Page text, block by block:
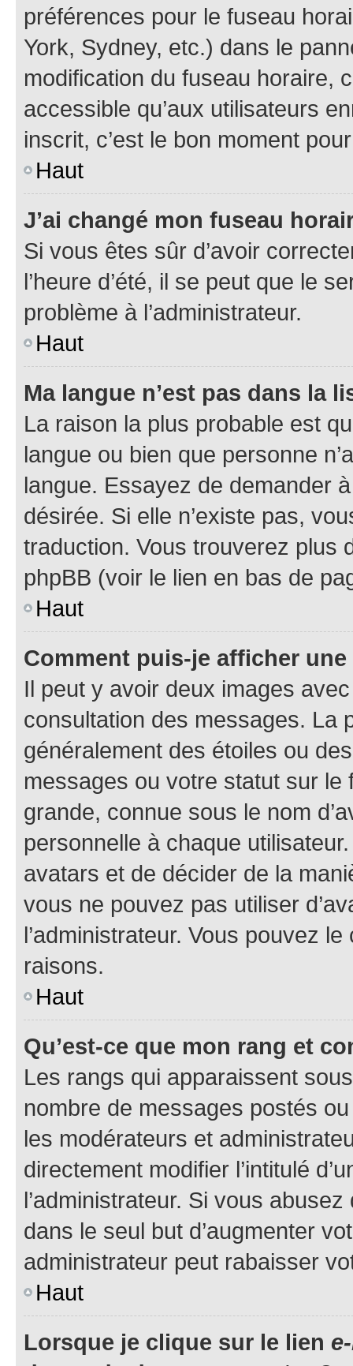
préférences pour le fuseau
York, Sydney, etc.) dans le
modification du fuseau horaire,
accessible qu’aux utilisateurs
inscrit, c’est le bon moment
Haut
J’ai changé mon fuseau
Si vous êtes sûr d’avoir
l’heure d’été, il se peut que le
problème à l’administrateur.
Haut
Ma langue n’est pas dans la
La raison la plus probable est
langue ou bien que personne
langue. Essayez de demander
désirée. Si elle n’existe pas,
traduction. Vous trouverez plus
phpBB (voir le lien en bas de
Haut
Comment puis-je afficher
Il peut y avoir deux images
consultation des messages. La
généralement des étoiles ou
messages ou votre statut sur
grande, connue sous le nom
personnelle à chaque utilisateur.
avatars et de décider de la
vous ne pouvez pas utiliser
l’administrateur. Vous pouvez
raisons.
Haut
Qu’est-ce que mon rang et
Les rangs qui apparaissent
nombre de messages postés
les modérateurs et
directement modifier l’intitulé
l’administrateur. Si vous
dans le seul but d’augmenter
administrateur peut rabaisser
Haut
Lorsque je clique sur le lien